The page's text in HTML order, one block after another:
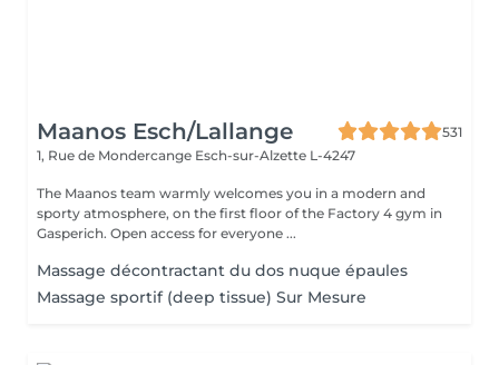
Maanos Esch/Lallange
531
1, Rue de Mondercange Esch-sur-Alzette L-4247
The Maanos team warmly welcomes you in a modern and
sporty atmosphere, on the first floor of the Factory 4 gym in
Gasperich. Open access for everyone ...
Massage décontractant du dos nuque épaules
Massage sportif (deep tissue) Sur Mesure